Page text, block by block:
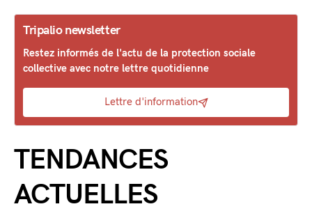
Tripalio newsletter
Restez informés de l'actu de la protection sociale
collective avec notre lettre quotidienne
Lettre d'information
TENDANCES
ACTUELLES